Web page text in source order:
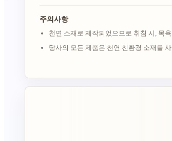
주의사항
천연 소재로 제작되었으므로 취침 시, 목
당사의 모든 제품은 천연 친환경 소재를